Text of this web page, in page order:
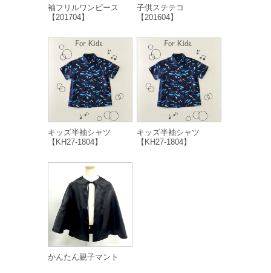
袖フリルワンピース
【201704】
子供ステテコ
【201604】
キッズ半袖シャツ
【KH27-1804】
キッズ半袖シャツ
【KH27-1804】
かんたん親子マント